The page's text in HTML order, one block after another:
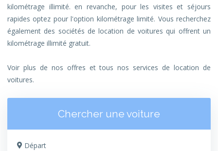
kilométrage illimité. en revanche, pour les visites et séjours
rapides optez pour l'option kilométrage limité. Vous recherchez
également des sociétés de location de voitures qui offrent un
kilométrage illimité gratuit.
Voir plus de nos offres et tous nos services de location de
voitures.
Chercher une voiture
Départ